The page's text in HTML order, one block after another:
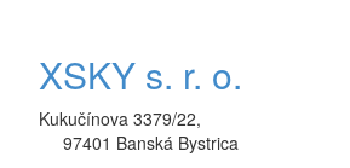
XSKY s. r. o.
Kukučínova 3379/22,
97401 Banská Bystrica